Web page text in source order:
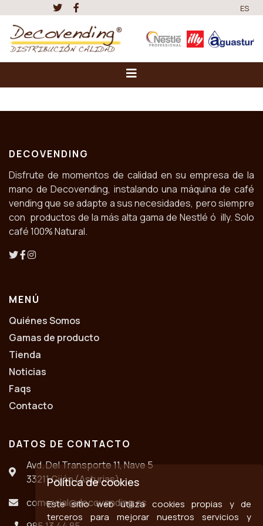
ES
DECOVENDING
Disfrute de momentos de calidad en su empresa de la
mano de Decovending, instalando una máquina de café
vending que se adapte a sus necesidades, pero siempre
con productos de la más alta gama de Nestlé ó illy. Solo
café 100% Natural.
MENÚ
Quiénes Somos
Gamas de producto
Tienda
Noticias
Faqs
Contacto
DATOS DE CONTACTO
Avd. Del Transporte 11, Nave 5
33211 Gijón (Asturias)
comercial@decovending.es
Política de cookies
Este sitio web utiliza cookies propias y de
terceros para mejorar nuestros servicios y